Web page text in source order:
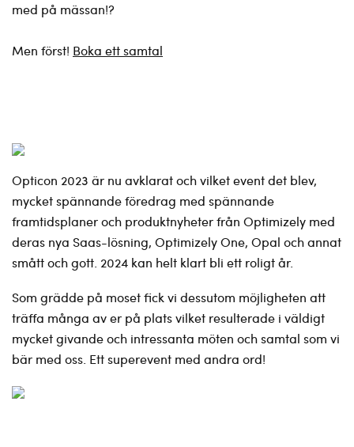
med på mässan!?
Men först! Boka ett samtal
Opticon 2023 är nu avklarat och vilket event det blev,
mycket spännande föredrag med spännande
framtidsplaner och produktnyheter från Optimizely med
deras nya Saas-lösning, Optimizely One, Opal och annat
smått och gott. 2024 kan helt klart bli ett roligt år.
Som grädde på moset fick vi dessutom möjligheten att
träffa många av er på plats vilket resulterade i väldigt
mycket givande och intressanta möten och samtal som vi
bär med oss. Ett superevent med andra ord!